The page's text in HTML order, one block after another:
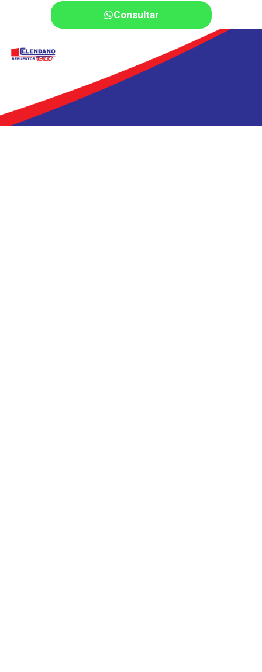
Consultar